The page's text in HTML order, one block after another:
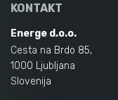
KONTAKT
Energe d.o.o.
Cesta na Brdo 85,
1000 Ljubljana
Slovenija